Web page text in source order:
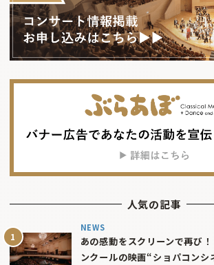
人気の記事
NEWS
あの感動をスクリーンで再び
ンクールの映画“ショパコン